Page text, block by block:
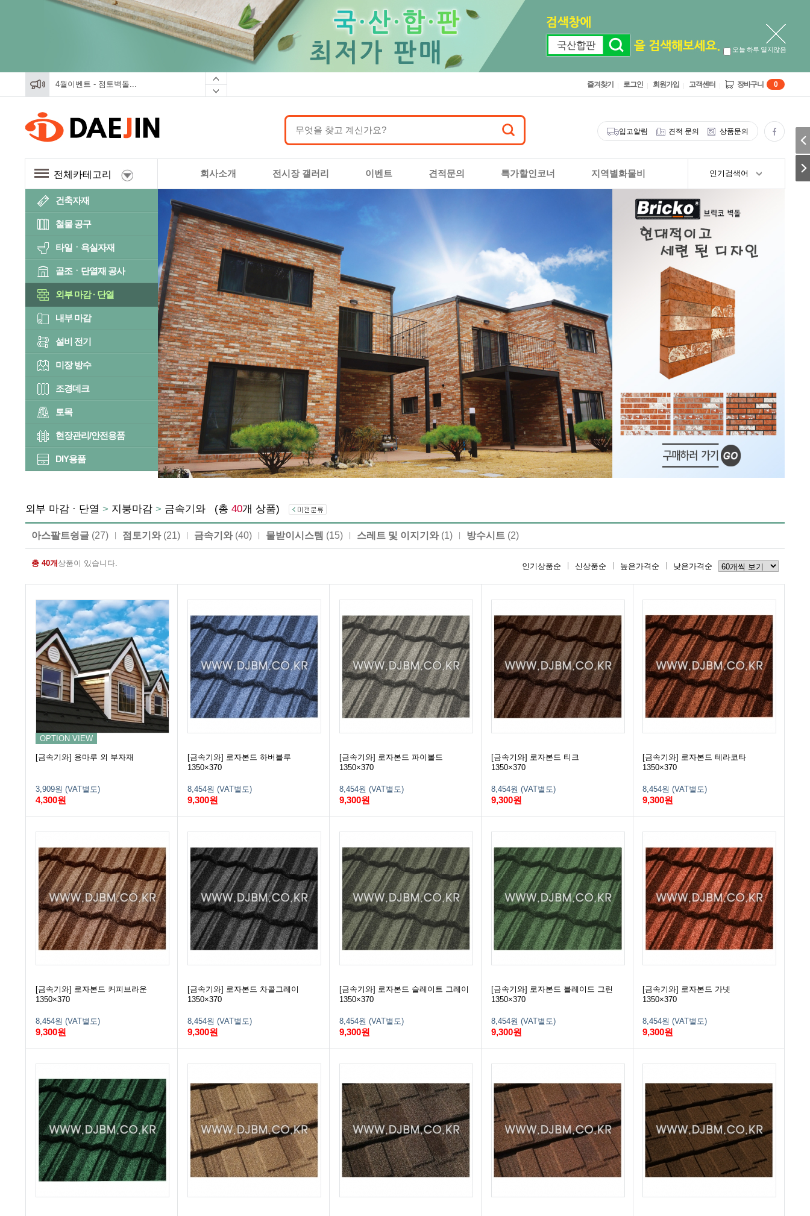
오늘 하루 열지않음
4월이벤트 - 점토벽돌... 즐겨찾기 로그인 회원가입 고객센터 장바구니 0
입고알림 견적 문의 상품문의
전체카테고리 회사소개 전시장 갤러리 이벤트 견적문의 특가할인코너 지역별화물비 인기검색어
건축자재
철물 공구
타일ㆍ욕실자재
골조ㆍ단열재 공사
외부 마감 · 단열
내부 마감
설비 전기
미장 방수
조경데크
토목
현장관리/안전용품
DIY용품
외부 마감 · 단열 > 지붕마감 > 금속기와 (총 40개 상품)
아스팔트슁글 (27) 점토기와 (21) 금속기와 (40) 물받이시스템 (15) 스레트 및 이지기와 (1) 방수시트 (2)
총 40개 상품이 있습니다. 인기상품순 신상품순 높은가격순 낮은가격순
OPTION VIEW
[금속기와] 용마루 외 부자재
3,909원 (VAT별도)
4,300원
[금속기와] 로자본드 하버블루
1350×370
8,454원 (VAT별도)
9,300원
[금속기와] 로자본드 파이볼드
1350×370
8,454원 (VAT별도)
9,300원
[금속기와] 로자본드 티크
1350×370
8,454원 (VAT별도)
9,300원
[금속기와] 로자본드 테라코타
1350×370
8,454원 (VAT별도)
9,300원
[금속기와] 로자본드 커피브라운
1350×370
8,454원 (VAT별도)
9,300원
[금속기와] 로자본드 차콜그레이
1350×370
8,454원 (VAT별도)
9,300원
[금속기와] 로자본드 슬레이트 그레이
1350×370
8,454원 (VAT별도)
9,300원
[금속기와] 로자본드 블레이드 그린
1350×370
8,454원 (VAT별도)
9,300원
[금속기와] 로자본드 가넷
1350×370
8,454원 (VAT별도)
9,300원